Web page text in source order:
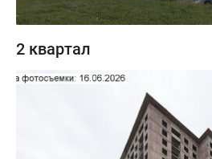
2 квартал